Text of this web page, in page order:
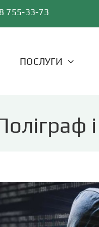
755-33-73
ПОСЛУГИ